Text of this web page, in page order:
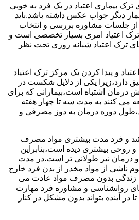
بیماری اعتیاد در یک فرد به خوبی
دیگر جواب عکس داشته باشد.باید
جلسات مشاوره بررسی و انتخاب
اعتیاد امری بسیار تخصصی است و
ترک اعتیاد شبانه روزی تحت نظر
و پیدا کردن یک مرکز ترک اعتیاد
دارد،زیرا یکی از دلایل شکست در
درمان اشتباه است،بیمارانی که برای
می کنند به مدت سه تا چهار هفته
دوره درمان به دوز مصرفی و
و فرد مدت بیشتری مواد مصرف
بیشتری دیده است،بنابراین
درمان نیز طولانی تر است.در مدت
ناشی از مواد مخدر از بدن فرد خارج
زندگی بدون مصرف مواد عادت می
روانشناسی و مشاوره فرد مهارت
در آینده بتواند بدون مشکل در کنار